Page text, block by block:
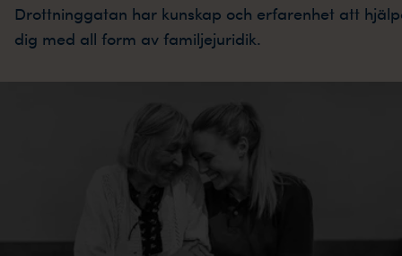
Drottninggatan har kunskap och erfarenhet att
dig med all form av familjejuridik.